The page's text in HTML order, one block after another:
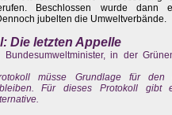
Beschlossen wurde dann
jubelten die Umweltverbände.
Die letzten Appelle
Bundesumweltminister, in der
müsse Grundlage für den
Für dieses Protokoll gibt